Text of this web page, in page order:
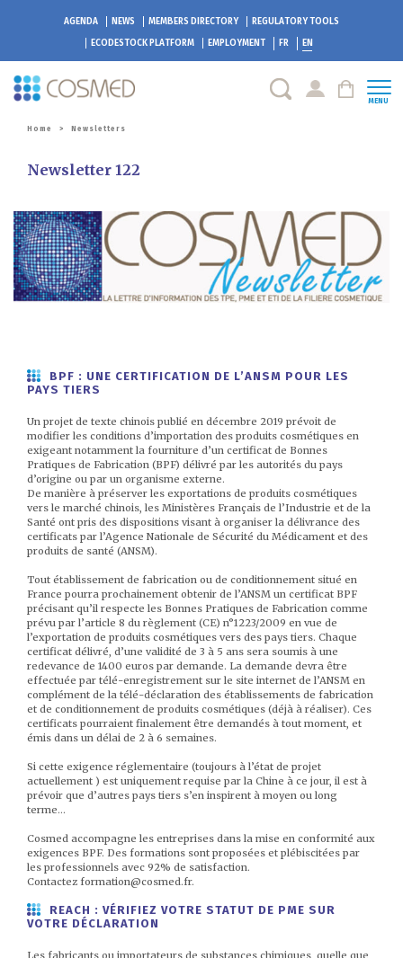
AGENDA NEWS MEMBERS DIRECTORY
REGULATORY TOOLS
ECODESTOCK PLATFORM EMPLOYMENT FR EN
MENU
Home > Newsletters
Newsletter 122
BPF : UNE CERTIFICATION DE L’ANSM POUR LES
PAYS TIERS
Un projet de texte chinois publié en décembre 2019 prévoit de
modifier les conditions d’importation des produits cosmétiques en
exigeant notamment la fourniture d’un certificat de Bonnes
Pratiques de Fabrication (BPF) délivré par les autorités du pays
d’origine ou par un organisme externe.
De manière à préserver les exportations de produits cosmétiques
vers le marché chinois, les Ministères Français de l’Industrie et de la
Santé ont pris des dispositions visant à organiser la délivrance des
certificats par l’Agence Nationale de Sécurité du Médicament et des
produits de santé (ANSM).
Tout établissement de fabrication ou de conditionnement situé en
France pourra prochainement obtenir de l’ANSM un certificat BPF
précisant qu’il respecte les Bonnes Pratiques de Fabrication comme
prévu par l’article 8 du règlement (CE) n°1223/2009 en vue de
l’exportation de produits cosmétiques vers des pays tiers. Chaque
certificat délivré, d’une validité de 3 à 5 ans sera soumis à une
redevance de 1400 euros par demande. La demande devra être
effectuée par télé-enregistrement sur le site internet de l’ANSM en
complément de la télé-déclaration des établissements de fabrication
et de conditionnement de produits cosmétiques (déjà à réaliser). Ces
certificats pourraient finalement être demandés à tout moment, et
émis dans un délai de 2 à 6 semaines.
Si cette exigence réglementaire (toujours à l’état de projet
actuellement ) est uniquement requise par la Chine à ce jour, il est à
prévoir que d’autres pays tiers s’en inspirent à moyen ou long
terme…
Cosmed accompagne les entreprises dans la mise en conformité aux
exigences BPF. Des formations sont proposées et plébiscitées par
les professionnels avec 92% de satisfaction.
Contactez formation@cosmed.fr.
REACH : VÉRIFIEZ VOTRE STATUT DE PME SUR
VOTRE DÉCLARATION
Les fabricants ou importateurs de substances chimiques, quelle que